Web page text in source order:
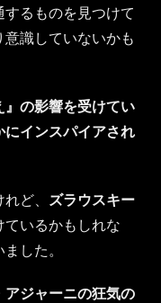
るものを見つけて
意識していないかも
の影響を受けてい
にインスパイアされ
ど、
ズラウスキー
ているかもしれな
した。
ジャーニの狂気の